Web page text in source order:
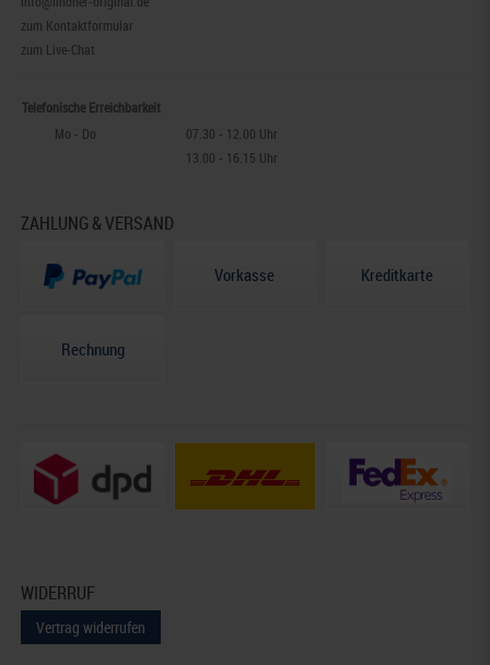
zum Kontaktformular
zum Live-Chat
Telefonische Erreichbarkeit
Mo - Do
07.30 - 12.00 Uhr
13.00 - 16.15 Uhr
ZAHLUNG & VERSAND
Vorkasse Kreditkarte
Rechnung
WIDERRUF
Vertrag widerrufen